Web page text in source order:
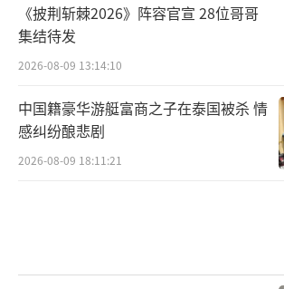
《披荆斩棘2026》阵容官宣 28位哥哥
集结待发
2026-08-09 13:14:10
中国籍豪华游艇富商之子在泰国被杀 情
感纠纷酿悲剧
2026-08-09 18:11:21